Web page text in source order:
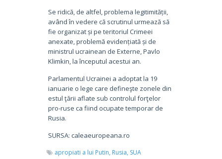
Se ridică, de altfel, problema legitimității,
având în vedere că scrutinul urmează să
fie organizat și pe teritoriul Crimeei
anexate, problemă evidențiată și de
ministrul ucrainean de Externe, Pavlo
Klimkin, la începutul acestui an.
Parlamentul Ucrainei a adoptat la 19
ianuarie o lege care defineşte zonele din
estul ţării aflate sub controlul forţelor
pro-ruse ca fiind ocupate temporar de
Rusia.
SURSA: caleaeuropeana.ro
apropiati a lui Putin, Rusia, SUA